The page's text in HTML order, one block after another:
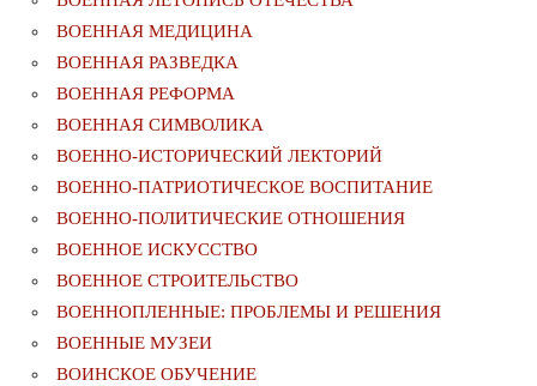
ВОЕННАЯ МЕДИЦИНА
ВОЕННАЯ РАЗВЕДКА
ВОЕННАЯ РЕФОРМА
ВОЕННАЯ СИМВОЛИКА
ВОЕННО-ИСТОРИЧЕСКИЙ ЛЕКТОРИЙ
ВОЕННО-ПАТРИОТИЧЕСКОЕ ВОСПИТАНИЕ
ВОЕННО-ПОЛИТИЧЕСКИE ОТНОШЕНИЯ
ВОЕННОЕ ИСКУССТВО
ВОЕННОЕ СТРОИТЕЛЬСТВО
ВОЕННОПЛЕННЫЕ: ПРОБЛЕМЫ И РЕШЕНИЯ
ВОЕННЫЕ МУЗЕИ
ВОИНСКОЕ ОБУЧЕНИЕ